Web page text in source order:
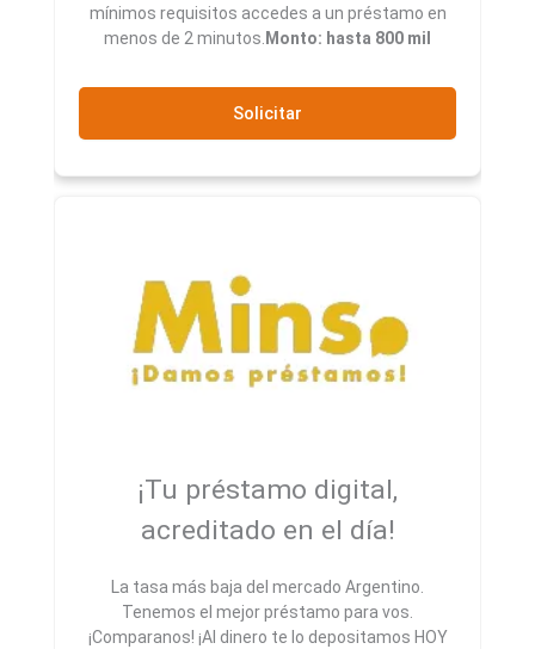
mínimos requisitos accedes a un préstamo en
menos de 2 minutos. Monto: hasta 800 mil
Solicitar
¡Tu préstamo digital,
acreditado en el día!
La tasa más baja del mercado Argentino.
Tenemos el mejor préstamo para vos.
¡Comparanos! ¡Al dinero te lo depositamos HOY